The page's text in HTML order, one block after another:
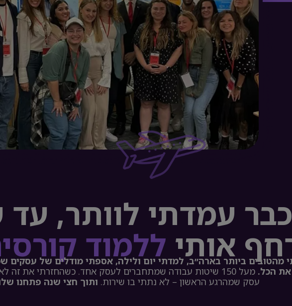
כבר עמדתי לוותר, עד
אותי ללמוד
מהטובים ביותר בארה״ב, למדתי יום ולילה, אספתי מודלים של עסקים
את הכל.
עסק שמהרגע הראשון – לא נתתי בו שירות. ותוך חצי שנה פתחנו